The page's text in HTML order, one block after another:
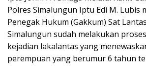
Polres Simalungun Iptu Edi M. Lubis
Penegak Hukum (Gakkum) Sat
Simalungun sudah melakukan
kejadian lakalantas yang
perempuan yang berumur 6 tahun